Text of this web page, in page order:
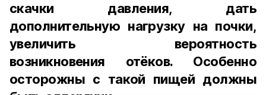
скачки давления, дать
дополнительную нагрузку на почки,
увеличить вероятность
возникновения отёков. Особенно
осторожны с такой пищей должны